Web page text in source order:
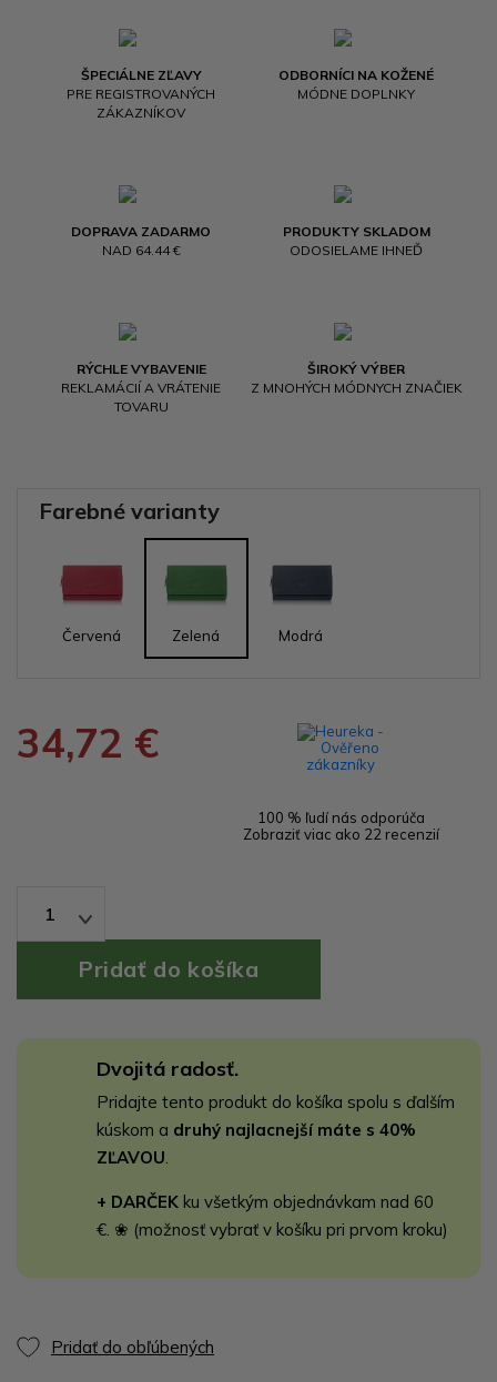
ŠPECIÁLNE ZĽAVY
PRE REGISTROVANÝCH
ZÁKAZNÍKOV
ODBORNÍCI NA KOŽENÉ
MÓDNE DOPLNKY
DOPRAVA ZADARMO
NAD 64.44 €
PRODUKTY SKLADOM
ODOSIELAME IHNEĎ
RÝCHLE VYBAVENIE
REKLAMÁCIÍ A VRÁTENIE
TOVARU
ŠIROKÝ VÝBER
Z MNOHÝCH MÓDNYCH ZNAČIEK
Farebné varianty
Červená Zelená Modrá
34,72 €
100 % ľudí nás odporúča
Zobraziť viac ako 22 recenzií
1
Dvojitá radosť.
Pridajte tento produkt do košíka spolu s ďalším
kúskom a druhý najlacnejší máte s 40%
ZĽAVOU
+ DARČEK ku všetkým objednávkam nad 60
€. ❀ (možnosť vybrať v košíku pri prvom kroku)
Pridať do obľúbených